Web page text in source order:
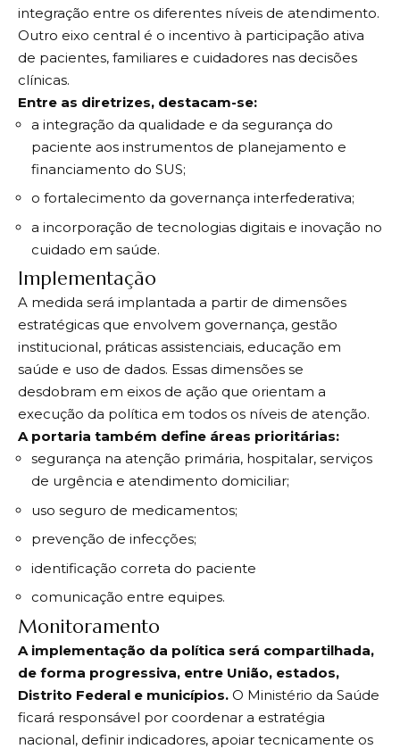
integração entre os diferentes níveis de atendimento.
Outro eixo central é o incentivo à participação ativa
de pacientes, familiares e cuidadores nas decisões
clínicas.
Entre as diretrizes, destacam-se:
a integração da qualidade e da segurança do
paciente aos instrumentos de planejamento e
financiamento do SUS;
o fortalecimento da governança interfederativa;
a incorporação de tecnologias digitais e inovação no
cuidado em saúde.
Implementação
A medida será implantada a partir de dimensões
estratégicas que envolvem governança, gestão
institucional, práticas assistenciais, educação em
saúde e uso de dados. Essas dimensões se
desdobram em eixos de ação que orientam a
execução da política em todos os níveis de atenção.
A portaria também define áreas prioritárias:
segurança na atenção primária, hospitalar, serviços
de urgência e atendimento domiciliar;
uso seguro de medicamentos;
prevenção de infecções;
identificação correta do paciente
comunicação entre equipes.
Monitoramento
A implementação da política será compartilhada,
de forma progressiva, entre União, estados,
Distrito Federal e municípios. O Ministério da Saúde
ficará responsável por coordenar a estratégia
nacional, definir indicadores, apoiar tecnicamente os